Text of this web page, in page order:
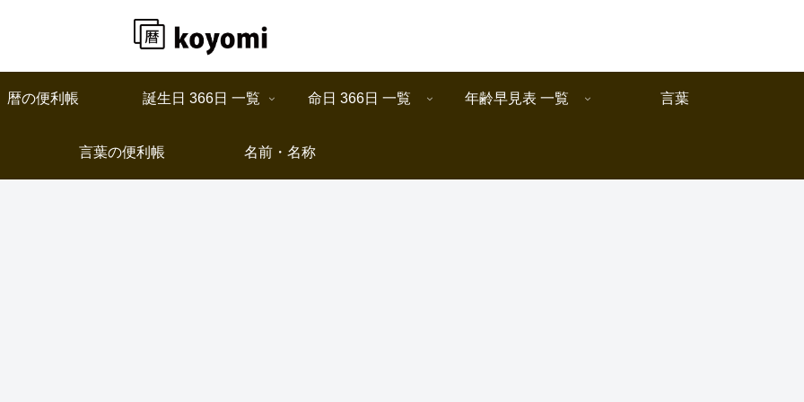
暦の便利帳 誕生日 366日 一覧 命日 366日 一覧 年齢早見表 一覧 言葉
言葉の便利帳 名前・名称